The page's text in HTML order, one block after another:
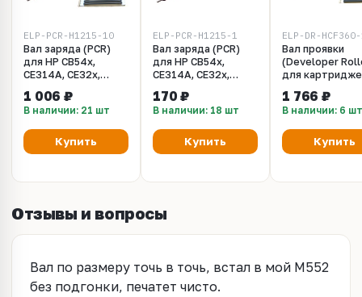
ELP-PCR-H1215-10
Вал заряда (PCR)
для HP CB54x,
CE314A, CE32x,
CE41x, CF21x, CF40x,
CF41x, CF36x, CF237
- Упаковка 10 штук.
1 006 ₽
В наличии: 21 шт
Купить
ELP-PCR-H1215-1
Вал заряда (PCR)
для HP CB54x,
CE314A, CE32x,
CE41x, CF21x, CF40x,
CF41x, CF36x, CF237
170 ₽
В наличии: 18 шт
Купить
ELP-DR-
Вал проявки
(Developer
для
Упаковка
1 766 ₽
В наличии: 6 шт
Купить
Отзывы и вопросы
Вал по размеру точь в точь, встал в мой M552
без подгонки, печатет чисто.